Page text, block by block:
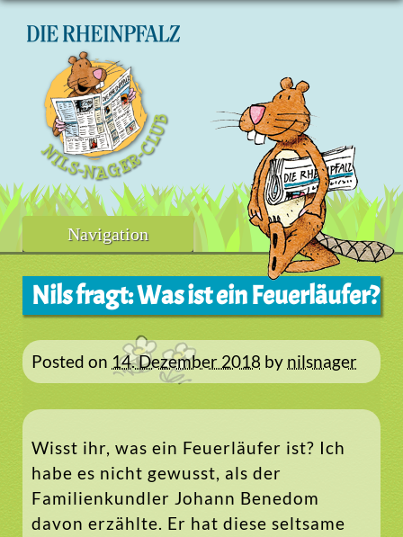
Skip
Navigation
Nils fragt: Was ist ein Feuerläufer?
Posted on 14. Dezember 2018 by nilsnager
Wisst ihr, was ein Feuerläufer ist? Ich
habe es nicht gewusst, als der
Familienkundler Johann Benedom
davon erzählte. Er hat diese seltsame